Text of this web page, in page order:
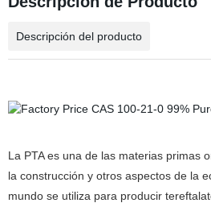
Descripción del producto
La PTA es una de las materias primas
la construcción y otros aspectos de la
mundo se utiliza para producir